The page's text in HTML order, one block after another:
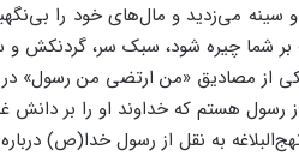
سینه می‌زدید و مال‌های خود را
شما چیره شود، سبک سر، گردنکش و
رسول هستم که خداوند او را بر دانش